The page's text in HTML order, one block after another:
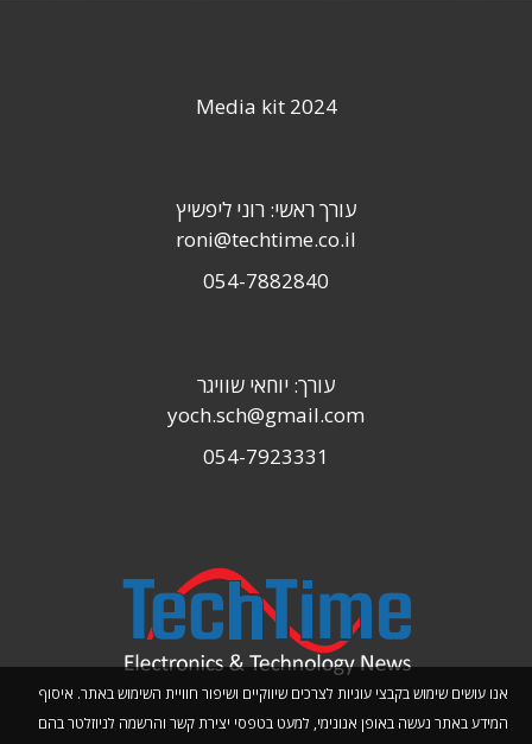
אנו עושים שימוש בקבצי עוגיות לצרכים שיווקיים ושיפור חוויית השימוש באתר. איסוף
המידע באתר נעשה באופן אנונימי, למעט בטפסי יצירת קשר והרשמה לניוזלטר בהם
Media kit 2024
עורך ראשי: רוני ליפשיץ
roni@techtime.co.il
054-7882840
עורך: יוחאי שוויגר
yoch.sch@gmail.com
054-7923331